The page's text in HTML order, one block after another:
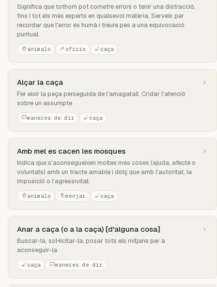
Significa que tothom pot cometre errors o tenir una distracció,
fins i tot els més experts en qualsevol matèria. Serveix per
recordar que l'error és humà i treure pes a una equivocació
puntual.
animals oficis caça
Alçar la caça
Fer eixir la peça perseguida de l'amagatall. Cridar l'atenció
sobre un assumpte
maneres de dir caça
Amb mel es cacen les mosques
Indica que s'aconsegueixen moltes més coses (ajuda, afecte o
voluntats) amb un tracte amable i dolç que amb l'autoritat, la
imposició o l'agressivitat.
animals menjar caça
Anar a caça (o a la caça) [d'alguna cosa]
Buscar-la, sol•licitar-la, posar tots els mitjans per a
aconseguir-la
caça maneres de dir